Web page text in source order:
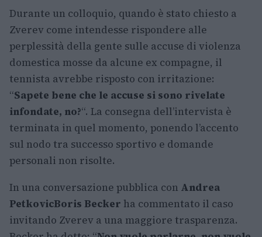
Durante un colloquio, quando è stato chiesto a
Zverev come intendesse rispondere alle
perplessità della gente sulle accuse di violenza
domestica mosse da alcune ex compagne, il
tennista avrebbe risposto con irritazione:
“Sapete bene che le accuse si sono rivelate
infondate, no?“. La consegna dell’intervista è
terminata in quel momento, ponendo l’accento
sul nodo tra successo sportivo e domande
personali non risolte.
In una conversazione pubblica con Andrea
PetkovicBoris Becker ha commentato il caso
invitando Zverev a una maggiore trasparenza.